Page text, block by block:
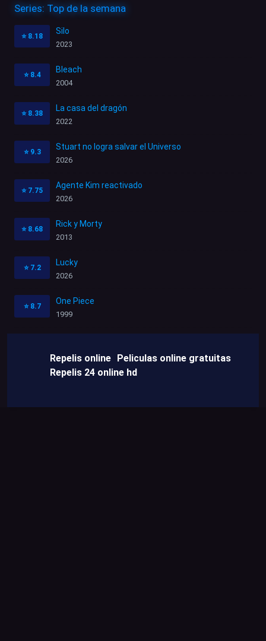
Series: Top de la semana
⭐ 8.18
Silo
2023
⭐ 8.4
Bleach
2004
⭐ 8.38
La casa del dragón
2022
⭐ 9.3
Stuart no logra salvar el Universo
2026
⭐ 7.75
Agente Kim reactivado
2026
⭐ 8.68
Rick y Morty
2013
⭐ 7.2
Lucky
2026
⭐ 8.7
One Piece
1999
Repelis online Peliculas online gratuitas
Repelis 24 online hd